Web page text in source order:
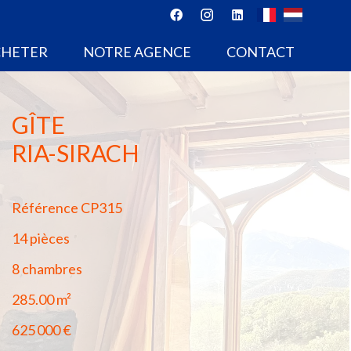
NOTRE AGENCE CONTACT
GÎTE
RIA-SIRACH
Référence CP315
14 pièces
8 chambres
285.00m²
625 000 €